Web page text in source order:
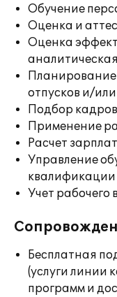
Обучение
Оценка и
Оценка
Планирование
отпусков и/
Подбор кадров
Применение
Расчет
Управление
квалификации
Учет рабочего
Бесплатная
(услуги линии
программ и